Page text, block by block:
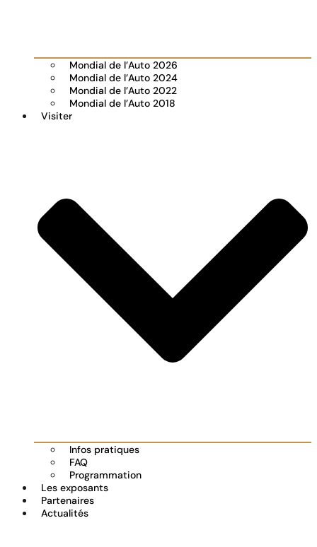
Mondial de l’Auto 2026
Mondial de l’Auto 2024
Mondial de l’Auto 2022
Mondial de l’Auto 2018
Visiter
Infos pratiques
FAQ
Programmation
Les exposants
Partenaires
Actualités